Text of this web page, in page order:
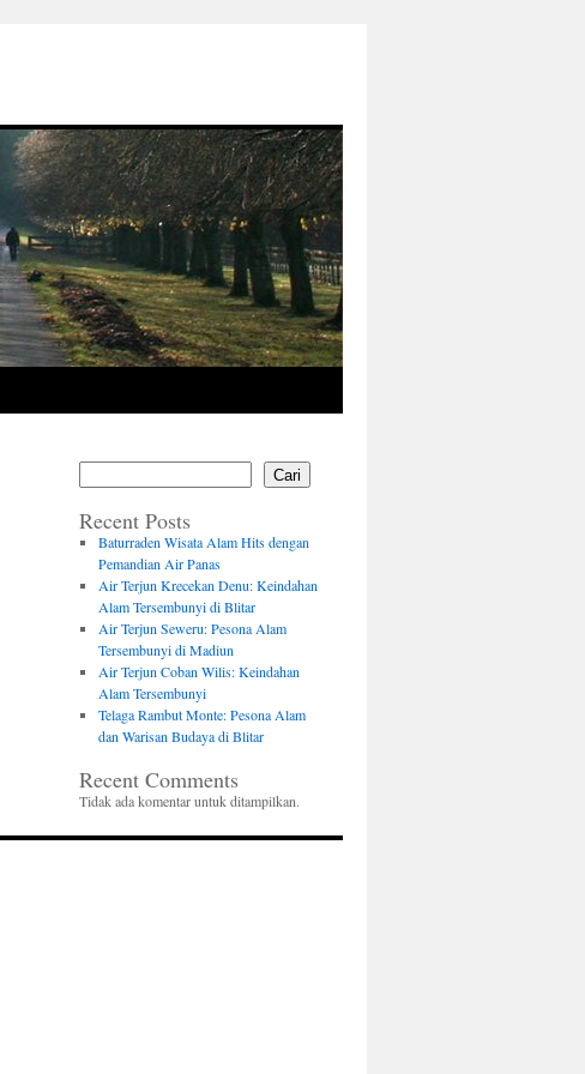
Cari
Recent Posts
Baturraden Wisata Alam Hits dengan
Pemandian Air Panas
Air Terjun Krecekan Denu: Keindahan
Alam Tersembunyi di Blitar
Air Terjun Seweru: Pesona Alam
Tersembunyi di Madiun
Air Terjun Coban Wilis: Keindahan
Alam Tersembunyi
Telaga Rambut Monte: Pesona Alam
dan Warisan Budaya di Blitar
Recent Comments
Tidak ada komentar untuk ditampilkan.